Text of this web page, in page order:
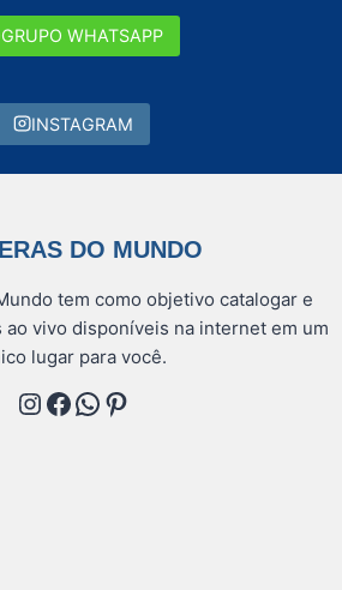
GRUPO WHATSAPP
INSTAGRAM
DO MUNDO
tem como objetivo catalogar e
vivo disponíveis na internet em um
lugar para você.
Instagram
Facebook
WhatsApp
Pinterest